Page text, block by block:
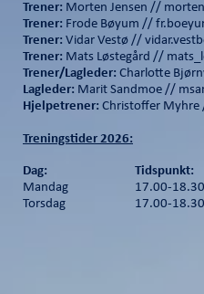
Trener: Morten Jensen //
Trener: Frode Bøyum //
Trener: Vidar Vestø //
Trener: Mats Løstegård //
Trener/Lagleder: Charlotte
Lagleder: Marit Sandmoe //
Hjelpetrener: Christoffer
Treningstider 2026:
Dag:
Mandag
Torsdag
Tidspunkt:
17.00-18.30
17.00-18.30